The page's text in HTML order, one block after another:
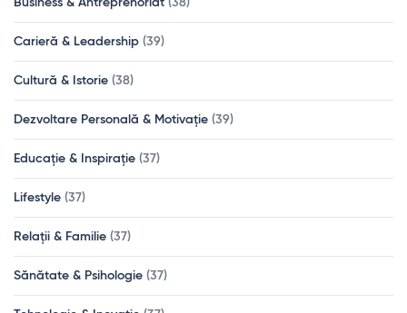
Business & Antreprenoriat (38)
Carieră & Leadership (39)
Cultură & Istorie (38)
Dezvoltare Personală & Motivație (39)
Educație & Inspirație (37)
Lifestyle (37)
Relații & Familie (37)
Sănătate & Psihologie (37)